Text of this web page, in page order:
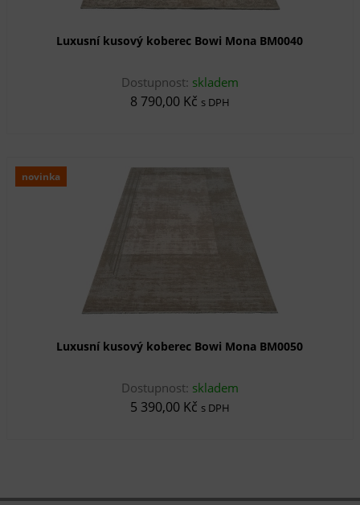
Luxusní kusový koberec Bowi Mona BM0040
Dostupnost: skladem
8 790,00 Kč s DPH
novinka
Luxusní kusový koberec Bowi Mona BM0050
Dostupnost: skladem
5 390,00 Kč s DPH